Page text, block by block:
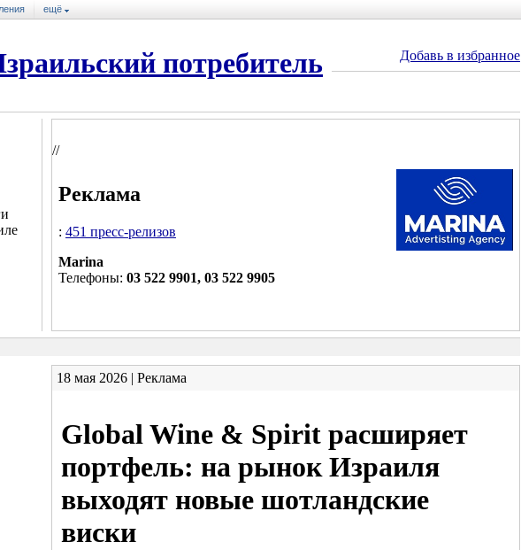
ещё
потребитель Добавь в избранное
//
Реклама
: 451 пресс-релизов
Marina
Телефоны: 03 522 9901, 03 522 9905
18 мая 2026 | Реклама
Global Wine & Spirit расширяет
портфель: на рынок Израиля
выходят новые шотландские
виски